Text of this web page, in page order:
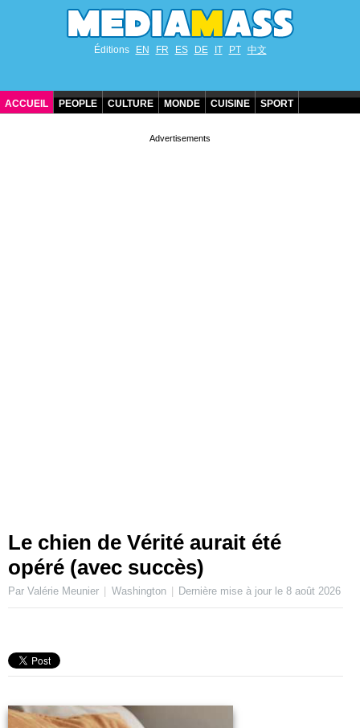
Éditions EN FR ES DE IT PT 中文
ACCUEIL PEOPLE CULTURE MONDE CUISINE SPORT
Le chien de Vérité aurait été
opéré (avec succès)
Par Valérie Meunier Washington Dernière mise à jour le8 août 2026